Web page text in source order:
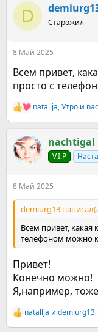
к
ц
и
D Старожил
8 Май 2025
Всем привет,
просто с
Р
е
к
ц
и
natallja,Утро и
nachtigal
V.I.P
8 Май 2025
demiurg13
Всем привет, какая
телефоном можно
Привет!
Конечно можно!
Я,например,
Р
е
natallja и demiurg13